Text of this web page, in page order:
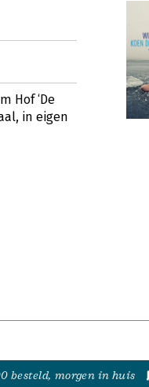
Hof ‘De
in eigen
besteld, morgen in huis